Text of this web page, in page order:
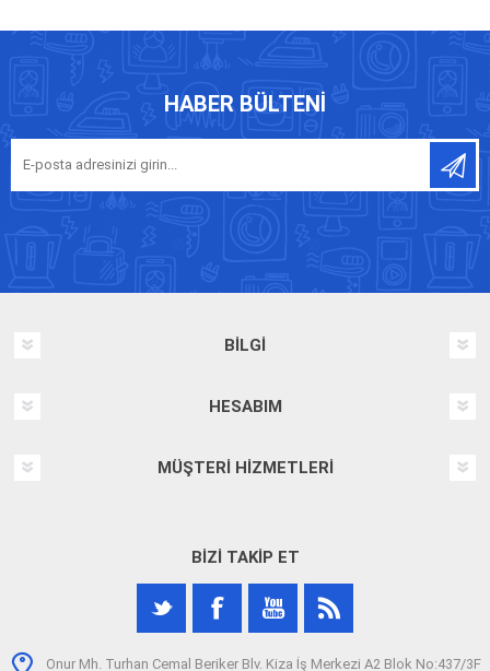
HABER BÜLTENI
BILGI
HESABIM
MÜŞTERI HIZMETLERI
BIZI TAKIP ET
Onur Mh. Turhan Cemal Beriker Blv. Kiza İş Merkezi A2 Blok No:437/3F